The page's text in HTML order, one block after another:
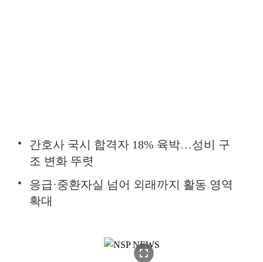
간호사 국시 합격자 18% 육박…성비 구
조 변화 뚜렷
응급·중환자실 넘어 외래까지 활동 영역
확대
fullscreen